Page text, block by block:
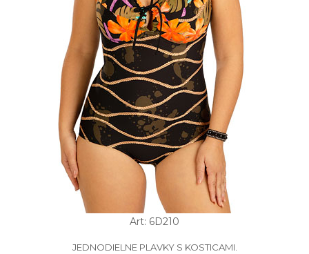
Art: 6D210
JEDNODIELNE PLAVKY S KOSTICAMI.